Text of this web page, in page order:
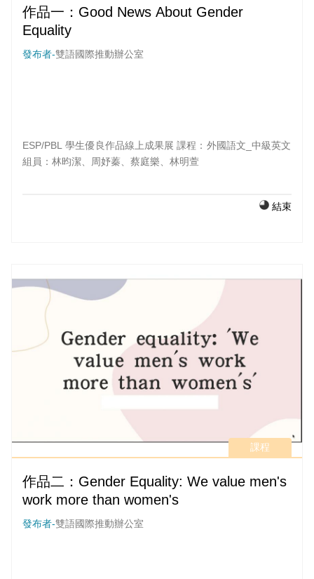
作品一：Good News About Gender
Equality
發布者-雙語國際推動辦公室
ESP/PBL 學生優良作品線上成果展 課程：外國語文_中級英文
組員：林昀潔、周妤蓁、蔡庭樂、林明萱
結束
課程
作品二：Gender Equality: We value men's
work more than women's
發布者-雙語國際推動辦公室